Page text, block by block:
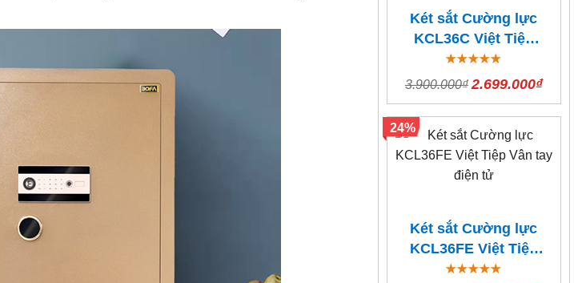
Két sắt Cường lực
KCL36C Việt Tiệp
mã cơ
3.900.000₫ 2.699.000₫
Két sắt Cường lực
KCL36FE Việt Tiệp
Vân tay điện tử
24%